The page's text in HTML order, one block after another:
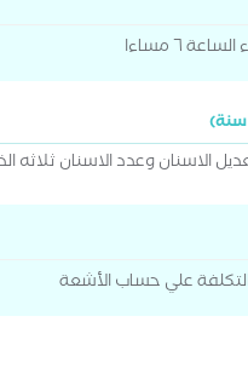
٦ مساءا
الاسنان وعدد الاسنان ثلاثه
التكلفة علي حساب الأشعة